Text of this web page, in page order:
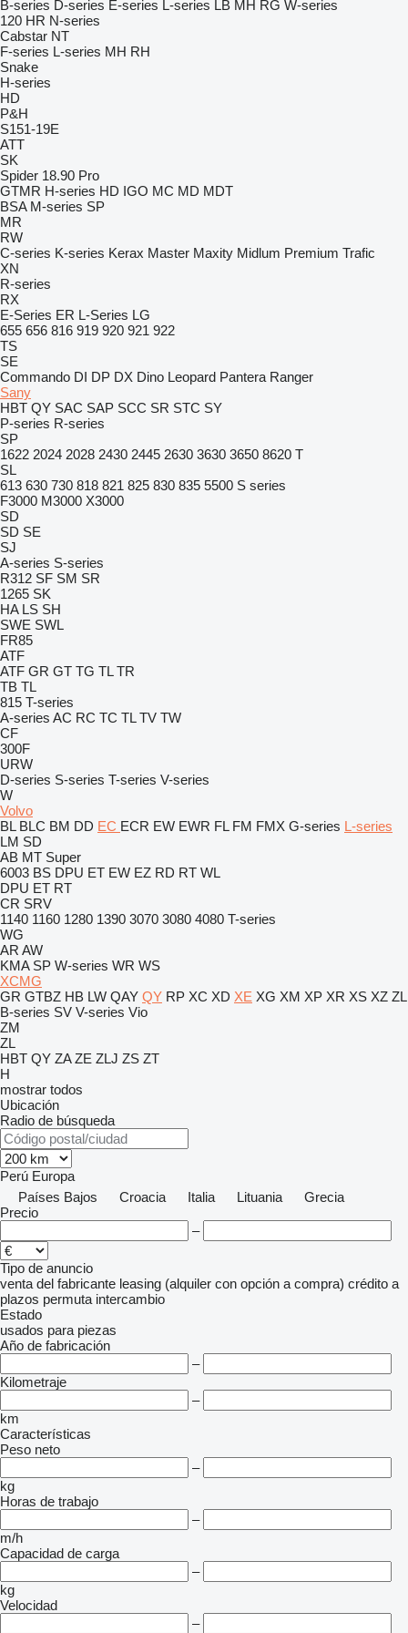
B-series D-series E-series L-series LB MH RG W-series
120 HR N-series
Cabstar NT
F-series L-series MH RH
Snake
H-series
HD
P&H
S151-19E
ATT
SK
Spider 18.90 Pro
GTMR H-series HD IGO MC MD MDT
BSA M-series SP
MR
RW
C-series K-series Kerax Master Maxity Midlum Premium Trafic
XN
R-series
RX
E-Series ER L-Series LG
655 656 816 919 920 921 922
TS
SE
Commando DI DP DX Dino Leopard Pantera Ranger
Sany
HBT QY SAC SAP SCC SR STC SY
P-series R-series
SP
1622 2024 2028 2430 2445 2630 3630 3650 8620 T
SL
613 630 730 818 821 825 830 835 5500 S series
F3000 M3000 X3000
SD
SD SE
SJ
A-series S-series
R312 SF SM SR
1265 SK
HA LS SH
SWE SWL
FR85
ATF
ATF GR GT TG TL TR
TB TL
815 T-series
A-series AC RC TC TL TV TW
CF
300F
URW
D-series S-series T-series V-series
W
Volvo
BL BLC BM DD EC ECR EW EWR FL FM FMX G-series L-series
LM SD
AB MT Super
6003 BS DPU ET EW EZ RD RT WL
DPU ET RT
CR SRV
1140 1160 1280 1390 3070 3080 4080 T-series
WG
AR AW
KMA SP W-series WR WS
XCMG
GR GTBZ HB LW QAY QY RP XC XD XE XG XM XP XR XS XZ ZL
B-series SV V-series Vio
ZM
ZL
HBT QY ZA ZE ZLJ ZS ZT
H
mostrar todos
Ubicación
Radio de búsqueda
Perú Europa
Países Bajos
Croacia Italia Lituania
Grecia
Precio
–
Tipo de anuncio
venta del fabricante leasing (alquiler con opción a compra) crédito a
plazos permuta intercambio
Estado
usados para piezas
Año de fabricación
–
Kilometraje
–
km
Características
Peso neto
–
kg
Horas de trabajo
–
m/h
Capacidad de carga
–
kg
Velocidad
–